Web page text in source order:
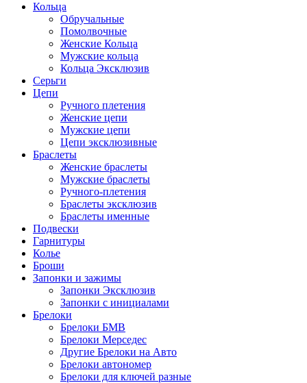
Кольца
Обручальные
Помолвочные
Женские Кольца
Мужские кольца
Кольца Эксклюзив
Серьги
Цепи
Ручного плетения
Женские цепи
Мужские цепи
Цепи эксклюзивные
Браслеты
Женские браслеты
Мужские браслеты
Ручного-плетения
Браслеты эксклюзив
Браслеты именные
Подвески
Гарнитуры
Колье
Броши
Запонки и зажимы
Запонки Эксклюзив
Запонки с инициалами
Брелоки
Брелоки БМВ
Брелоки Мерседес
Другие Брелоки на Авто
Брелоки автономер
Брелоки для ключей разные